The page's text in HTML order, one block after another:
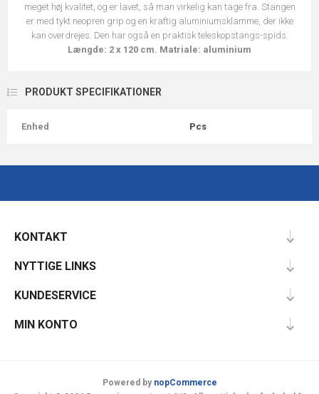
meget høj kvalitet, og er lavet, så man virkelig kan tage fra. Stangen
er med tykt neopren grip og en kraftig aluminiumsklamme, der ikke
kan overdrejes. Den har også en praktisk teleskopstangs-spids.
Længde: 2 x 120 cm. Matriale: aluminium
PRODUKT SPECIFIKATIONER
Enhed Pcs
KONTAKT
NYTTIGE LINKS
KUNDESERVICE
MIN KONTO
Powered by nopCommerce